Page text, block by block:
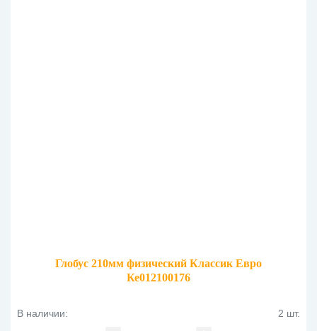
Глобус 210мм физический Классик Евро
Ке012100176
В наличии: 2 шт.